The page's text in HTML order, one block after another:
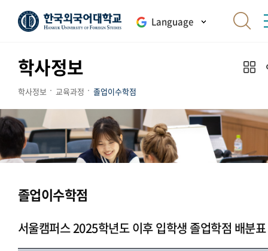
Language
학사정보
학사정보 교육과정 졸업이수학점
졸업이수학점
서울캠퍼스 2025학년도 이후 입학생 졸업학점 배분표